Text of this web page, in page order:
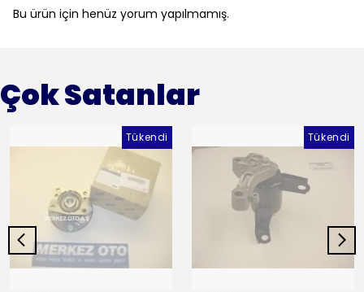
Bu ürün için henüz yorum yapılmamış.
Çok Satanlar
Tükendi Tükendi